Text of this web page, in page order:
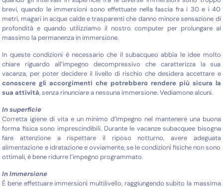
brevi, quando le immersioni sono effettuate nella fascia fra i 30 e i 40
metri, magari in acque calde e trasparenti che danno minore sensazione di
profondità e quando utilizziamo il nostro computer per prolungare al
massimo la permanenza in immersione.
In queste condizioni è necessario che il subacqueo abbia le idee molto
chiare riguardo all’impegno decompressivo che caratterizza la sua
vacanza, per poter decidere il livello di rischio che desidera accettare e
conoscere gli accorgimenti che potrebbero rendere più sicura la
sua attività, senza rinunciare a nessuna immersione. Vediamone alcuni.
In superficie
Corretta igiene di vita e un minimo d’impegno nel mantenere una buona
forma fisica sono imprescindibili. Durante le vacanze subacquee bisogna
fare attenzione a rispettare il riposo notturno, avere adeguata
alimentazione e idratazione e ovviamente, se le condizioni fisiche non sono
ottimali, è bene ridurre l’impegno programmato.
In Immersione
È bene effettuare immersioni multilivello, raggiungendo subito la massima